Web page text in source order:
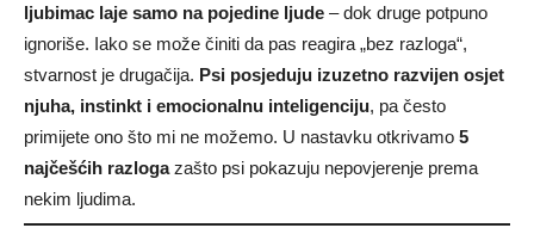
ljubimac laje samo na pojedine ljude – dok druge potpuno
ignoriše. Iako se može činiti da pas reagira „bez razloga“,
stvarnost je drugačija. Psi posjeduju izuzetno razvijen osjet
njuha, instinkt i emocionalnu inteligenciju, pa često
primijete ono što mi ne možemo. U nastavku otkrivamo 5
najčešćih razlogazašto psi pokazuju nepovjerenje prema
nekim ljudima.